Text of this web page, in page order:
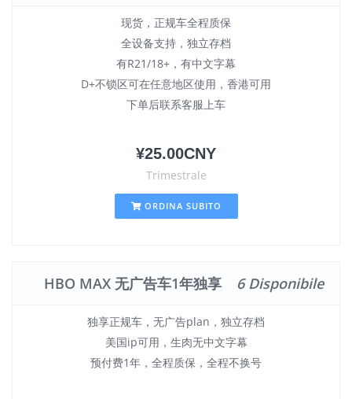
现货，正规车全程质保
全设备支持，独立存档
有R21/18+，有中文字幕
D+不锁区可在任意地区使用，香港可用
下单后联系客服上车
¥25.00CNY
Trimestrale
ORDINA SUBITO
HBO MAX 无广告车1年独享 6 Disponibile
独享正规车，无广告plan，独立存档
美国ip可用，生肉无中文字幕
预付费1年，全程质保，全程不换号